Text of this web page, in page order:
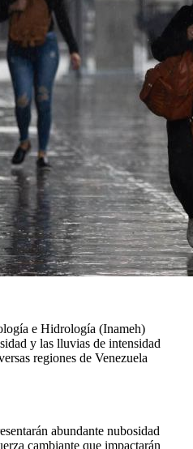
e Hidrología (Inameh)
y las lluvias de intensidad
regiones de Venezuela
abundante nubosidad
cambiante que impactarán